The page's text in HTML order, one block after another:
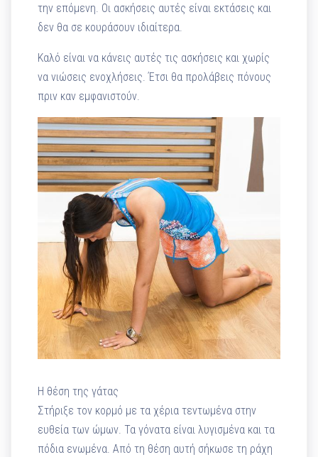
την επόμενη. Οι ασκήσεις αυτές είναι εκτάσεις και
δεν θα σε κουράσουν ιδιαίτερα.
Καλό είναι να κάνεις αυτές τις ασκήσεις και χωρίς
να νιώσεις ενοχλήσεις. Έτσι θα προλάβεις πόνους
πριν καν εμφανιστούν.
H θέση της γάτας
Στήριξε τον κορμό με τα χέρια τεντωμένα στην
ευθεία των ώμων. Τα γόνατα είναι λυγισμένα και τα
πόδια ενωμένα. Από τη θέση αυτή σήκωσε τη ράχη